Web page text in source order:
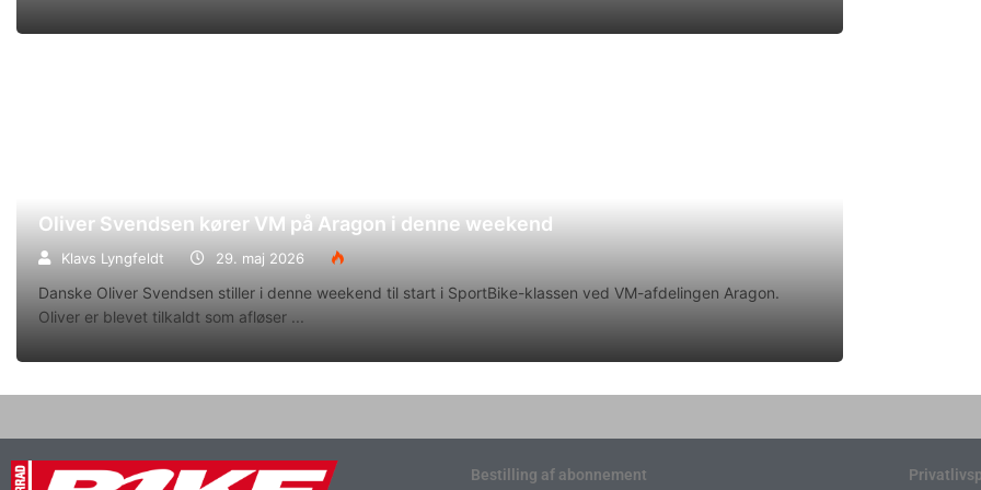
Oliver Svendsen kører VM på Aragon i denne weekend
Klavs Lyngfeldt 29. maj 2026
Danske Oliver Svendsen stiller i denne weekend til start i SportBike-klassen ved VM-afdelingen Aragon.
Oliver er blevet tilkaldt som afløser
Bestilling af abonnement